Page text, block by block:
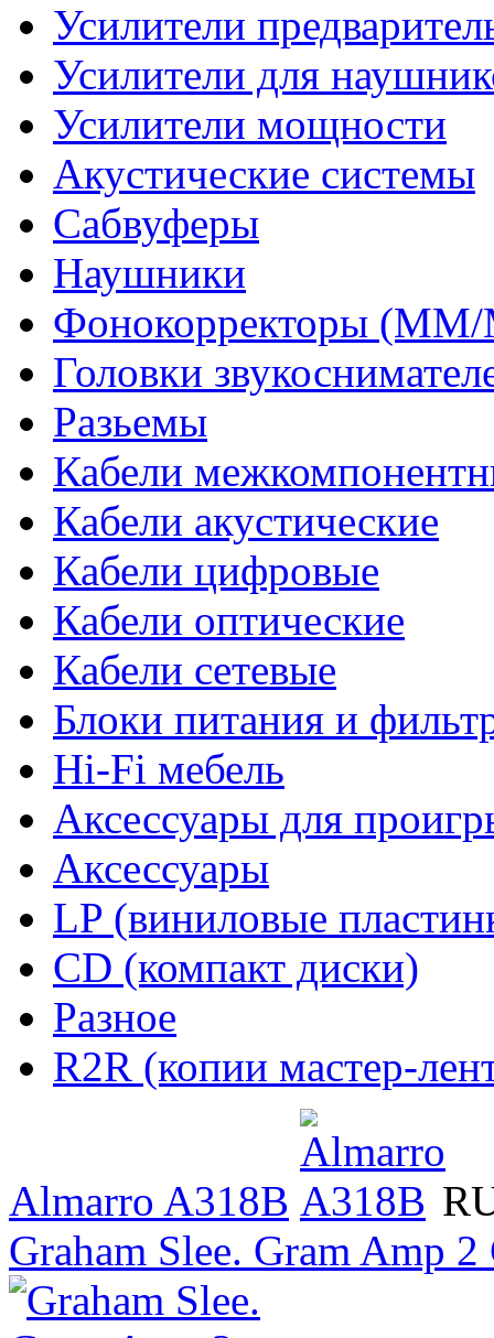
Усилители
Усилители для
Усилители мощности
Акустические системы
Сабвуферы
Наушники
Фонокорректоры
Головки
Разьемы
Кабели
Кабели акустические
Кабели цифровые
Кабели оптические
Кабели сетевые
Блоки питания и
Hi-Fi мебель
Аксессуары для
Аксессуары
LP (виниловые
CD (компакт диски)
Разное
R2R (копии мастер-
Almarro A318B
Graham Slee. Gram Amp